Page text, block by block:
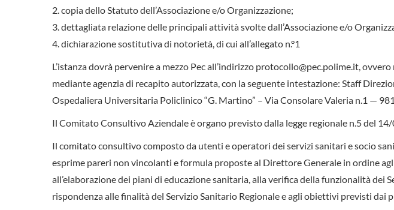
copia dello Statuto dell’Associazione e/o Organizzazione;
dettagliata relazione delle principali attività svolte dall’Associazione e/o
dichiarazione sostitutiva di notorietà, di cui all’allegato n.°1
L’istanza dovrà pervenire a mezzo Pec all’indirizzo protocollo@pec.polime.it,
mediante agenzia di recapito autorizzata, con la seguente intestazione: Staff
Ospedaliera Universitaria Policlinico “G. Martino” – Via Consolare Valeria n.1 —
Il Comitato Consultivo Aziendale è organo previsto dalla legge regionale n.5 del
Il comitato consultivo composto da utenti e operatori dei servizi sanitari e socio
esprime pareri non vincolanti e formula proposte al Direttore Generale in ordine
all’elaborazione dei piani di educazione sanitaria, alla verifica della funzionalità dei
rispondenza alle finalità del Servizio Sanitario Regionale e agli obiettivi previsti dai